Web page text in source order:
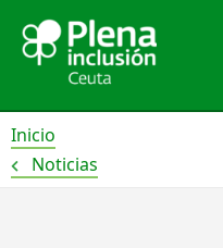
contenido
Inicio
Noticias